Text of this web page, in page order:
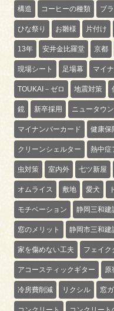
構造 コーヒーの種類 ブ
ひな祭り お雛様 片付け
13年 安井金比羅堂 京都
現場シート 足場幕 マイ
TOUKAI－ゼロ 地震対策
鏡 新卒採用 ニュータウン
マイナンバーカード 健康保
クリーンシェルター 熱中症
虫対策 室内外 七ツ新屋
オムライス 敷地 愛犬
モチベーション 静岡三和建
窓のメリット 静岡市三和建
家を傷めない工夫 フェイク
アコースティックギター 原
冷房費削減 リクシル 窓